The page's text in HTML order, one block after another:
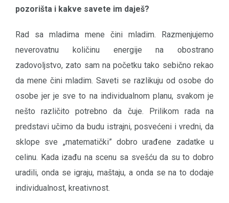
pozorišta i kakve savete im daješ?
Rad sa mladima mene čini mladim. Razmenjujemo
neverovatnu količinu energije na obostrano
zadovoljstvo, zato sam na početku tako sebično rekao
da mene čini mladim. Saveti se razlikuju od osobe do
osobe jer je sve to na individualnom planu, svakom je
nešto različito potrebno da čuje. Prilikom rada na
predstavi učimo da budu istrajni, posvećeni i vredni, da
sklope sve „matematički” dobro urađene zadatke u
celinu. Kada izađu na scenu sa svešću da su to dobro
uradili, onda se igraju, maštaju, a onda se na to dodaje
individualnost, kreativnost.